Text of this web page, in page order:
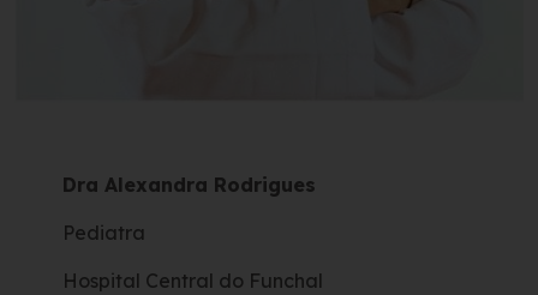
Dra Alexandra Rodrigues
Pediatra
Hospital Central do Funchal